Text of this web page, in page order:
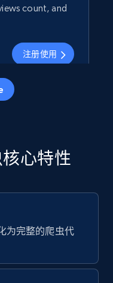
count, and
注册使用
count, and
products by
心特性
为完整的爬虫代